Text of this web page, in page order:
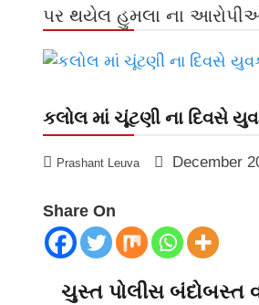
પર થયેલ હુમલા ના
કલોલ માં ચૂંટણી ના દિવસે
Prashant Leuva December
Share On
ચુસ્ત પોલીસ બંદોબસ્ત